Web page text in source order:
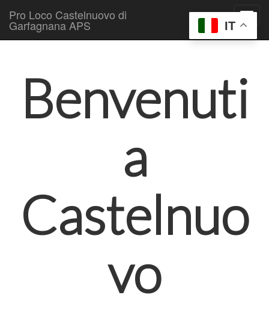
Pro Loco Castelnuovo di
Garfagnana APS
Benvenuti
a
Castelnuo
vo
IT